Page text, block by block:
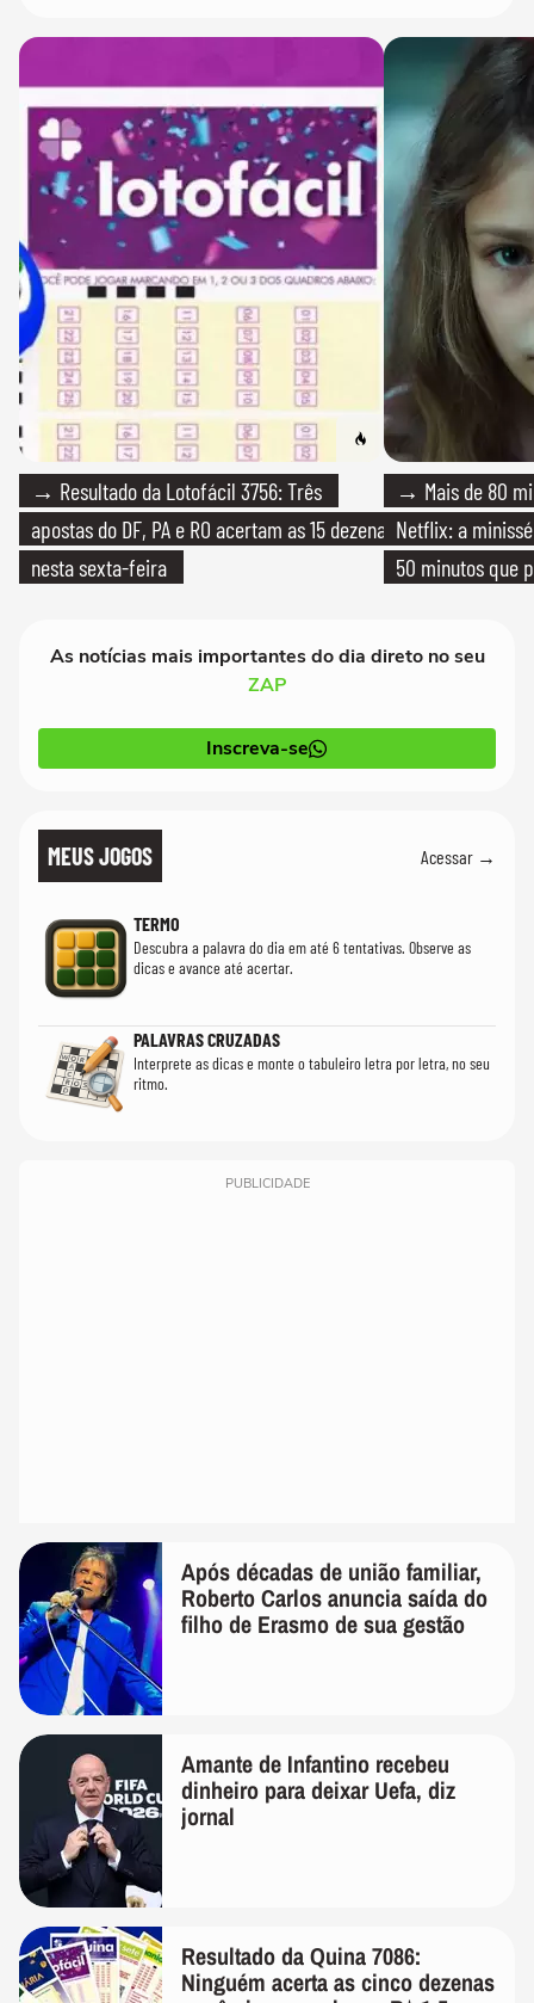
→ Resultado da Lotofácil 3756: Três
apostas do DF, PA e RO acertam as 15 dezenas
nesta sexta-feira
→ Mais de 80
Netflix: a
50 minutos que
As notícias mais importantes do dia direto no seu
ZAP
Inscreva-se
MEUS JOGOS Acessar →
TERMO
Descubra a palavra do dia em até 6 tentativas. Observe as
dicas e avance até acertar.
PALAVRAS CRUZADAS
Interprete as dicas e monte o tabuleiro letra por letra, no seu
ritmo.
PUBLICIDADE
Após décadas de união familiar,
Roberto Carlos anuncia saída do
filho de Erasmo de sua gestão
Amante de Infantino recebeu
dinheiro para deixar Uefa, diz
jornal
Resultado da Quina 7086:
Ninguém acerta as cinco dezenas